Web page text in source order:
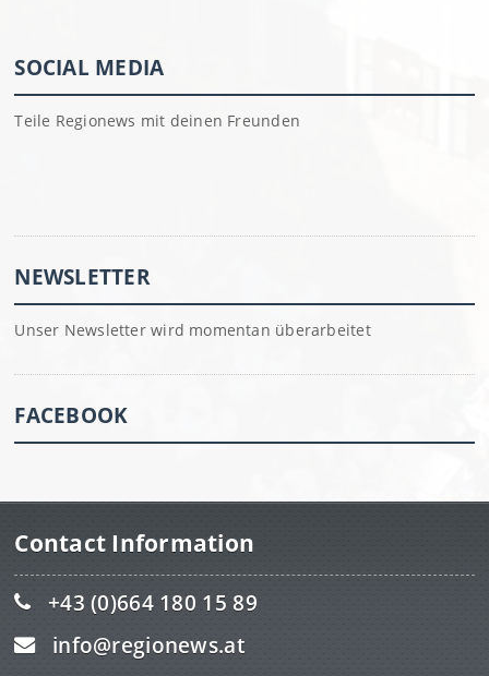
SOCIAL MEDIA
Teile Regionews mit deinen Freunden
NEWSLETTER
Unser Newsletter wird momentan überarbeitet
FACEBOOK
Contact Information
+43 (0)664 180 15 89
info@regionews.at